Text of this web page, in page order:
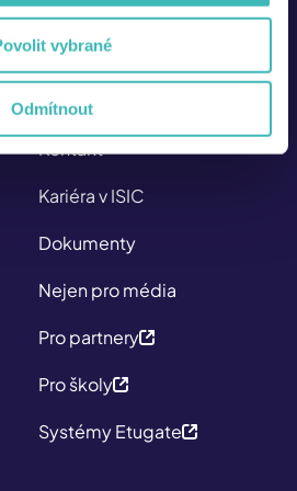
vybrané
Odmítnout
O NÁS
Kdo jsme
Kontakt
Kariéra v ISIC
Dokumenty
Nejen pro média
Pro partnery
Pro školy
Systémy Etugate